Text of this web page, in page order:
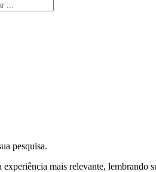
pesquisa.
experiência mais relevante,